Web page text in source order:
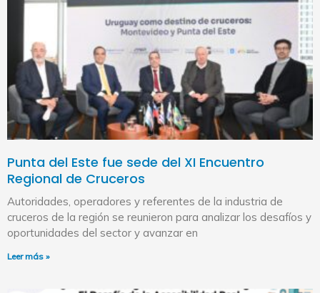
Punta del Este fue sede del XI Encuentro
Regional de Cruceros
Autoridades, operadores y referentes de la industria de
cruceros de la región se reunieron para analizar los desafíos y
oportunidades del sector y avanzar en
Leer más »